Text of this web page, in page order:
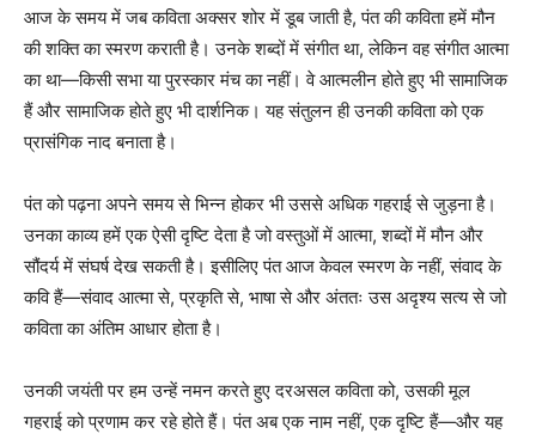
आज के समय में जब कविता अक्सर शोर में डूब जाती है, पंत की कविता हमें मौन
की शक्ति का स्मरण कराती है। उनके शब्दों में संगीत था, लेकिन वह संगीत आत्मा
का था—किसी सभा या पुरस्कार मंच का नहीं। वे आत्मलीन होते हुए भी सामाजिक
हैं और सामाजिक होते हुए भी दार्शनिक। यह संतुलन ही उनकी कविता को एक
प्रासंगिक नाद बनाता है।
पंत को पढ़ना अपने समय से भिन्न होकर भी उससे अधिक गहराई से जुड़ना है।
उनका काव्य हमें एक ऐसी दृष्टि देता है जो वस्तुओं में आत्मा, शब्दों में मौन और
सौंदर्य में संघर्ष देख सकती है। इसीलिए पंत आज केवल स्मरण के नहीं, संवाद के
कवि हैं—संवाद आत्मा से, प्रकृति से, भाषा से और अंततः उस अदृश्य सत्य से जो
कविता का अंतिम आधार होता है।
उनकी जयंती पर हम उन्हें नमन करते हुए दरअसल कविता को, उसकी मूल
गहराई को प्रणाम कर रहे होते हैं। पंत अब एक नाम नहीं, एक दृष्टि हैं—और यह